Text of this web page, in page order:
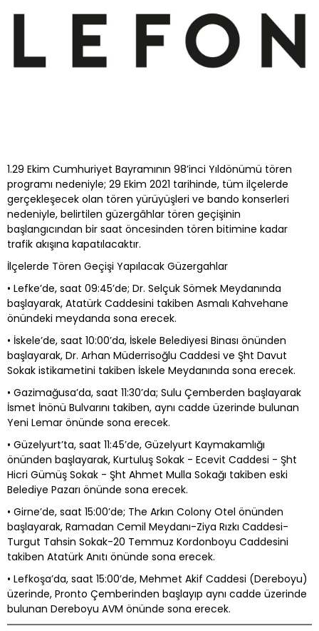
1.​29 Ekim Cumhuriyet Bayramının 98’inci Yıldönümü tören
programı nedeniyle; 29 Ekim 2021 tarihinde, tüm ilçelerde
gerçekleşecek olan tören yürüyüşleri ve bando konserleri
nedeniyle, belirtilen güzergâhlar tören geçişinin
başlangıcından bir saat öncesinden tören bitimine kadar
trafik akışına kapatılacaktır.
İlçelerde Tören Geçişi Yapılacak Güzergahlar
• Lefke’de, saat 09:45’de; Dr. Selçuk Sömek Meydanında
başlayarak, Atatürk Caddesini takiben Asmalı Kahvehane
önündeki meydanda sona erecek.
• İskele’de, saat 10:00’da, İskele Belediyesi Binası önünden
başlayarak, Dr. Arhan Müderrisoğlu Caddesi ve Şht Davut
Sokak istikametini takiben İskele Meydanında sona erecek.
• Gazimağusa’da, saat 11:30’da; Sulu Çemberden başlayarak
İsmet İnönü Bulvarını takiben, aynı cadde üzerinde bulunan
Yeni Lemar önünde sona erecek.
• Güzelyurt’ta, saat 11:45’de, Güzelyurt Kaymakamlığı
önünden başlayarak, Kurtuluş Sokak - Ecevit Caddesi - Şht
Hicri Gümüş Sokak - Şht Ahmet Mulla Sokağı takiben eski
Belediye Pazarı önünde sona erecek.
• Girne’de, saat 15:00’de; The Arkın Colony Otel önünden
başlayarak, Ramadan Cemil Meydanı-Ziya Rızkı Caddesi-
Turgut Tahsin Sokak-20 Temmuz Kordonboyu Caddesini
takiben Atatürk Anıtı önünde sona erecek.
• Lefkoşa’da, saat 15:00’de, Mehmet Akif Caddesi (Dereboyu)
üzerinde, Pronto Çemberinden başlayıp aynı cadde üzerinde
bulunan Dereboyu AVM önünde sona erecek.